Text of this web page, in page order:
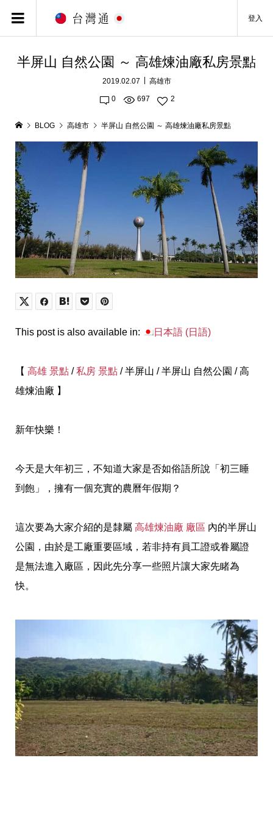
登入
半屏山 自然公園 ～ 高雄煉油廠私房景點
2019.02.07 高雄市
0 697 2
BLOG 高雄市 半屏山 自然公園 ～ 高雄煉油廠私房景點
This post is also available in: 日本語(日語)
【 高雄 景點/私房 景點/ 半屏山 / 半屏山 自然公園 / 高
雄煉油廠 】
新年快樂！
今天是大年初三，不知道大家是否如俗語所說「初三睡
到飽」，擁有一個充實的農曆年假期？
這次要為大家介紹的是隸屬 高雄煉油廠 廠區 內的半屏山
公園，由於是工廠重要區域，若非持有員工證或眷屬證
是無法進入廠區，因此先分享一些照片讓大家先睹為
快。